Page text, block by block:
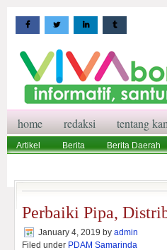
home redaksi tentang
Artikel Berita Berita Daerah
Perbaiki Pipa,
January 4, 2019 by admin
Filed under PDAM Samarinda